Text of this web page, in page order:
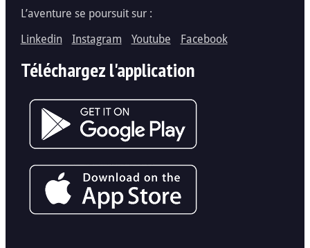
L’aventure se poursuit sur :
Linkedin
Instagram Youtube Facebook
Téléchargez l'application